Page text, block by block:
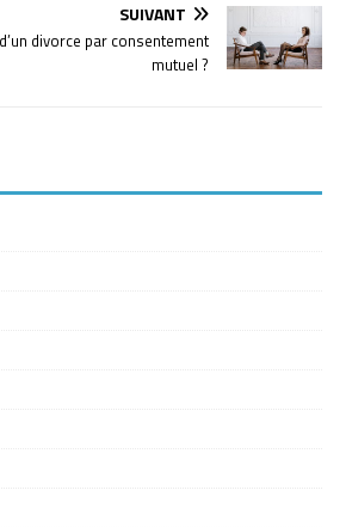
SUIVANT
divorce par consentement
mutuel ?